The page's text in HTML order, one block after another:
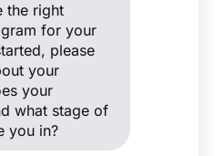
the right
for your
please
your
your
what stage of
you in?